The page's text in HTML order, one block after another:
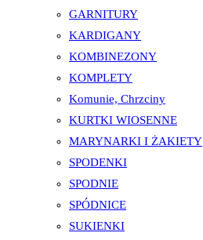
GARNITURY
KARDIGANY
KOMBINEZONY
KOMPLETY
Komunie, Chrzciny
KURTKI WIOSENNE
MARYNARKI I ŻAKIETY
SPODENKI
SPODNIE
SPÓDNICE
SUKIENKI